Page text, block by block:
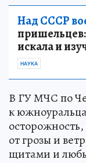
Над СССР
пришельцев:
искала и
НАУКА
В ГУ МЧС по
к
от грозы и
щитами и